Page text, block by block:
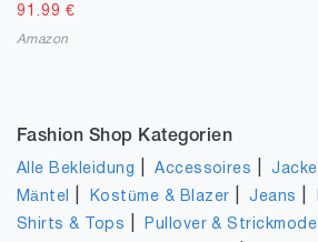
91.99 €
Amazon
Fashion Shop Kategorien
Alle Bekleidung |Accessoires |
Mäntel Kostüme & Blazer |Jeans
Shirts & Tops Pullover & Strickmode